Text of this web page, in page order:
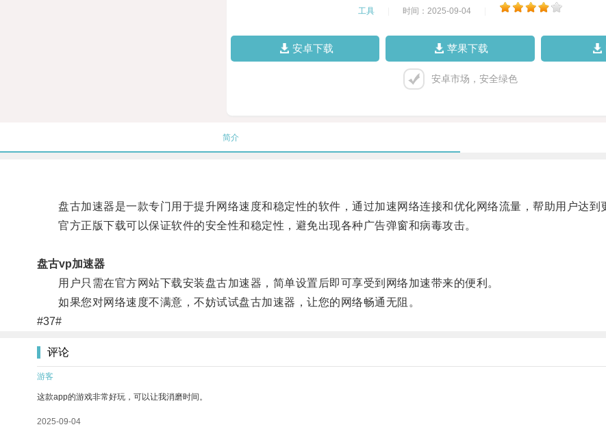
工具 时间：2025-09-04
安卓下载 苹果下载
安卓市场，安全绿色
简介
盘古加速器是一款专门用于提升网络速度和稳定性的软件，通过加速网络连接和优化网络流量，帮助用户达到
官方正版下载可以保证软件的安全性和稳定性，避免出现各种广告弹窗和病毒攻击。
盘古vp加速器
用户只需在官方网站下载安装盘古加速器，简单设置后即可享受到网络加速带来的便利。
如果您对网络速度不满意，不妨试试盘古加速器，让您的网络畅通无阻。
#37#
评论
游客
这款app的游戏非常好玩，可以让我消磨时间。
2025-09-04